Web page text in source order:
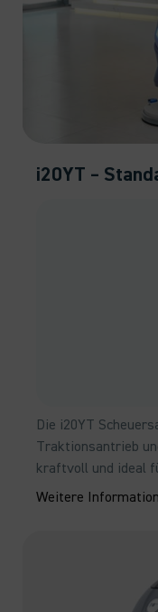
i20YT –
Die i20YT
Traktionsantrieb
kraftvoll und ideal
Weitere